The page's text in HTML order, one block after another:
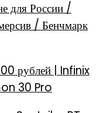
России /
/ Бенчмарк
рублей | Infinix
30 Pro